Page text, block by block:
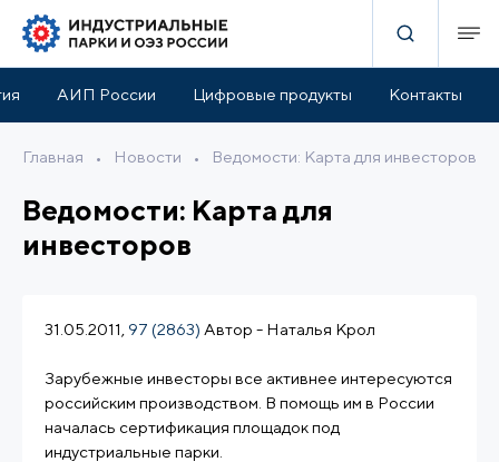
АИП России Цифровые продукты Контакты
Главная • Новости • Ведомости: Карта для инвесторов
Ведомости: Карта для
инвесторов
31.05.2011, 97 (2863) Автор - Наталья Крол
Зарубежные инвесторы все активнее интересуются
российским производством. В помощь им в России
началась сертификация площадок под
индустриальные парки.